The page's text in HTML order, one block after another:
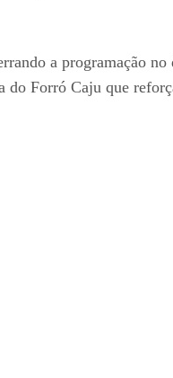
a programação
Forró Caju que